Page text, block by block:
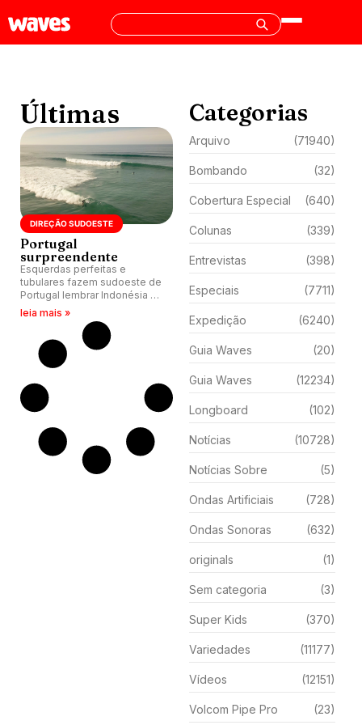
Últimas
DIREÇÃO SUDOESTE
Portugal
surpreendente
Esquerdas perfeitas e
tubulares fazem sudoeste de
Portugal lembrar Indonésia e
locais aproveitam.
leia mais »
Categorias
Arquivo (71940)
Bombando (32)
Cobertura Especial (640)
Colunas (339)
Entrevistas (398)
Especiais (7711)
Expedição (6240)
Guia Waves (20)
Guia Waves (12234)
Longboard (102)
Notícias (10728)
Notícias Sobre (5)
Ondas Artificiais (728)
Ondas Sonoras (632)
originals (1)
Sem categoria (3)
Super Kids (370)
Variedades (11177)
Vídeos (12151)
Volcom Pipe Pro (23)